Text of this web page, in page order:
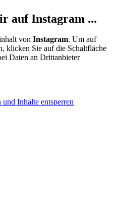
auf Instagram ...
von Instagram. Um auf
klicken Sie auf die Schaltfläche
Daten an Drittanbieter
Inhalte entsperren